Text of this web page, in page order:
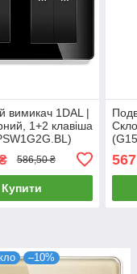
вимикач 1DAL |
1+2 клавіша
586,50 ₴
Купити
–10%